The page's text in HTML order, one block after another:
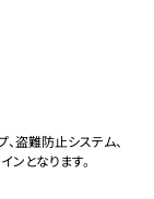
、盗難防止システム、
ンとなります。